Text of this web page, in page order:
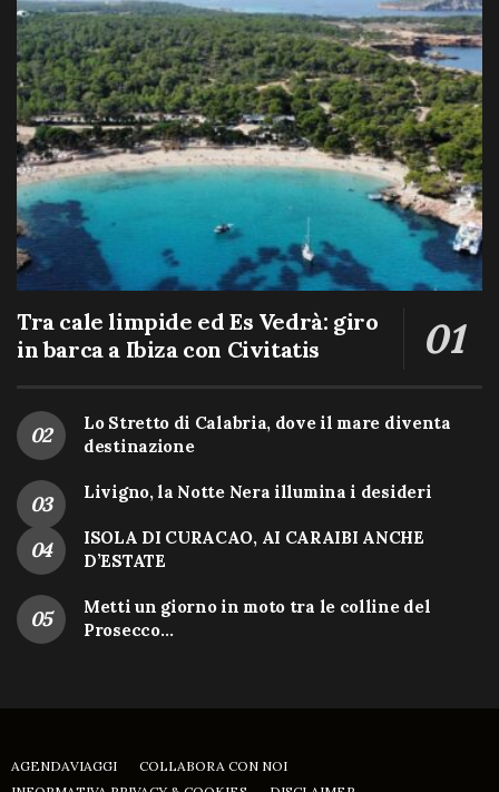
Tra cale limpide ed Es Vedrà: giro
in barca a Ibiza con Civitatis
Lo Stretto di Calabria, dove il mare diventa
destinazione
Livigno, la Notte Nera illumina i desideri
ISOLA DI CURACAO, AI CARAIBI ANCHE
D’ESTATE
Metti un giorno in moto tra le colline del
Prosecco…
AGENDAVIAGGI
COLLABORA CON NOI